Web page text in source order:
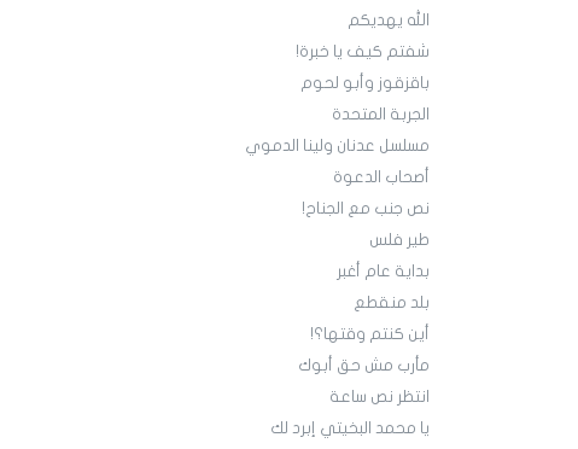
الله يهديكم
شفتم كيف يا خبرة!
باقزقوز وأبو لحوم
الجربة المتحدة
مسلسل عدنان ولينا الدموي
أصحاب الدعوة
نص جنب مع الجناح!
طير فلس
بداية عام أغبر
بلد منقطع
أين كنتم وقتها؟!
مأرب مش حق أبوك
انتظر نص ساعة
يا محمد البخيتي إبرد لك